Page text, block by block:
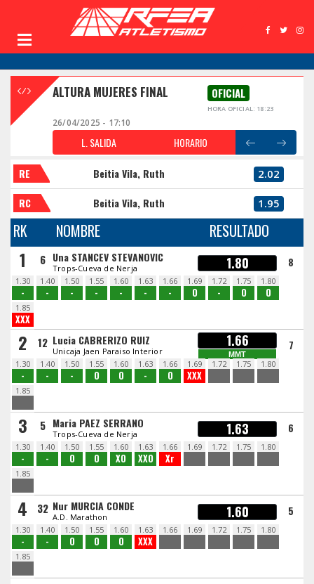
ALTURA MUJERES FINAL OFICIAL
HORA OFICIAL: 18:23
26/04/2025 - 17:10
L. SALIDA HORARIO
RE Beitia Vila, Ruth 2.02
RC Beitia Vila, Ruth 1.95
RK NOMBRE RESULTADO
1 6 Una STANCEV STEVANOVIC
Trops-Cueva de Nerja 1.80 8
1.30
-
1.40
-
1.50
-
1.55
-
1.60
-
1.63
-
1.66
-
1.69
O
1.72
-
1.75
O
1.80
O
1.85
XXX
2 12 Lucia CABRERIZO RUIZ
Unicaja Jaen Paraiso Interior
1.66
MMT
7
1.30
-
1.40
-
1.50
-
1.55
O
1.60
O
1.63
-
1.66
O
1.69
XXX
1.72 1.75 1.80
1.85
3 5 Maria PAEZ SERRANO
Trops-Cueva de Nerja 1.63 6
1.30
-
1.40
-
1.50
O
1.55
O
1.60
XO
1.63
XXO
1.66
Xr
1.69 1.72 1.75 1.80
1.85
4 32 Nur MURCIA CONDE
A.D. Marathon 1.60 5
1.30
-
1.40
-
1.50
O
1.55
O
1.60
O
1.63
XXX
1.66 1.69 1.72 1.75 1.80
1.85